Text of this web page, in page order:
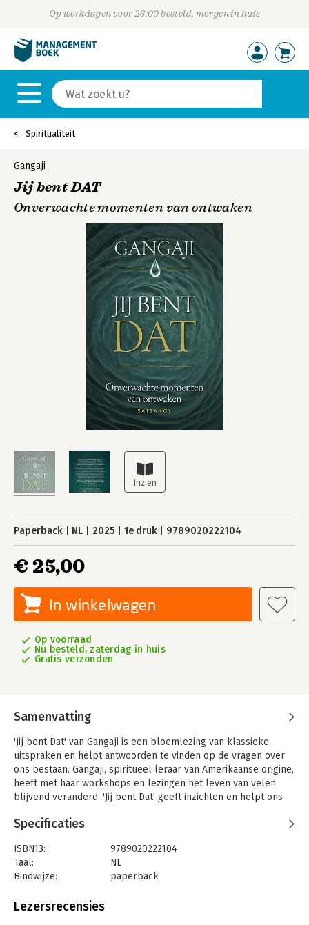
Op werkdagen voor 23:00 besteld, morgen in huis
Spiritualiteit
Gangaji
Jij bent DAT
Onverwachte momenten van ontwaken
Paperback NL 2025 1e druk 9789020222104
€ 25,00
In winkelwagen
Op voorraad
Nu besteld, zaterdag in huis
Gratis verzonden
Samenvatting
'Jij bent Dat' van Gangaji is een bloemlezing van klassieke
uitspraken en helpt antwoorden te vinden op de vragen over
ons bestaan. Gangaji, spiritueel leraar van Amerikaanse origine,
heeft met haar workshops en lezingen het leven van velen
blijvend veranderd. 'Jij bent Dat' geeft inzichten en helpt ons
afkomen. Thema's zijn onder andere: het denken, de kern van
zoekers uit alle windstreken, helder en direct tot de kern te
brengen. Haar uitleg helpt ons om zelftwijfel te overwinnen en
een dieper begrip van ons eigen grenzeloze bewustzijn te
ontwaken. 'Dit is het uur van de waarheid,' zegt ze. 'Vat het niet
Specificaties
ISBN13:
9789020222104
Taal:
NL
Bindwijze:
paperback
Uitgever:
Lezersrecensies